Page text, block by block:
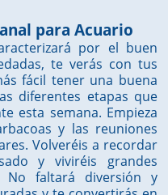
para Acuario
por el buen
te verás con tus
fácil tener una buena
diferentes etapas que
esta semana. Empieza
y las reuniones
Volveréis a recordar
y viviréis grandes
No faltará diversión y